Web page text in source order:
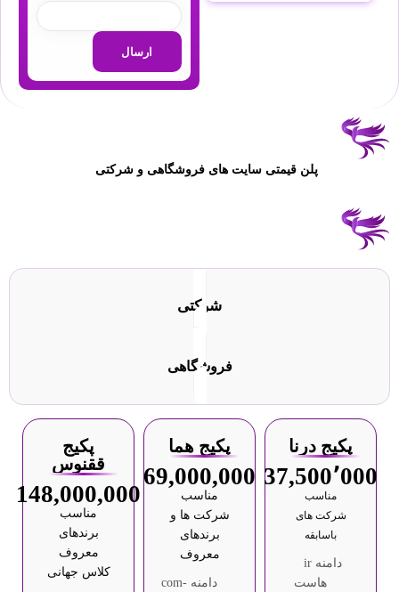
پلن قیمتی سایت های فروشگاهی و شرکتی
شرکتی
فروشگاهی
پکیج درنا
37,500٬000
مناسب
شرکت های
باسابقه
دامنه ir
هاست
پکیج هما
69,000,000
مناسب
شرکت ها و
برندهای
معروف
دامنه com-
پکیج
ققنوس
148,000,000
مناسب
برندهای
معروف
کلاس جهانی